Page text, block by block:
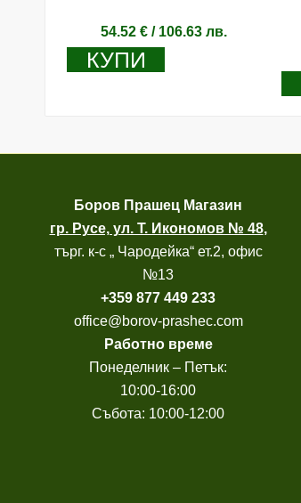
54.52€ / 106.63 лв.
КУПИ
Боров Прашец Магазин
гр. Русе, ул. Т. Икономов № 48,
търг. к-с „ Чародейка“ ет.2, офис
№13
+359 877 449 233
office@borov-prashec.com
Работно време
Понеделник – Петък:
10:00-16:00
Събота: 10:00-12:00